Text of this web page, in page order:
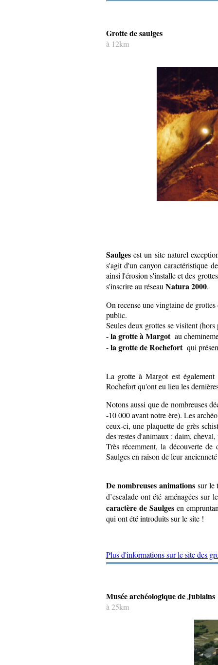
Grotte de saulges
à 12km
Saulgesest un site naturel
s'agit d'un canyon caractéristique
ainsi l'érosion s'installe et des
s'inscrire au réseauNatura 2000.
On recense une vingtaine de
public.
Seules deux grottes se visitent
-la grotte à Margotau
-la grotte de Rochefortqui
La grotte à Margot est
Rochefort qu'ont eu lieu les
Notons aussi que de nombreuses
-10 000 avant notre ère). Les
ceux-ci, une plaquette de grès
des restes d'animaux : daim, cheval,
Très récemment, la découverte
Saulges en raison de leur
De nombreuses animations sur le
d’escalade ont été aménagées
caractère de Saulges en
qui ont été introduits sur le site !
Plus d'informations sur le site des
Musée archéologique de Jublains
à 25km